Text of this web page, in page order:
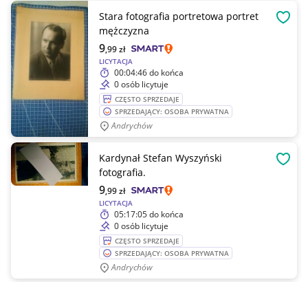
Stara fotografia portretowa portret
mężczyzna
LICYTACJA
9,99zł
00:04:46do końca
0 osób licytuje
CZĘSTO SPRZEDAJE
SPRZEDAJĄCY: OSOBA PRYWATNA
Andrychów
Kardynał Stefan Wyszyński
fotografia.
LICYTACJA
9,99zł
05:17:05do końca
0 osób licytuje
CZĘSTO SPRZEDAJE
SPRZEDAJĄCY: OSOBA PRYWATNA
Andrychów